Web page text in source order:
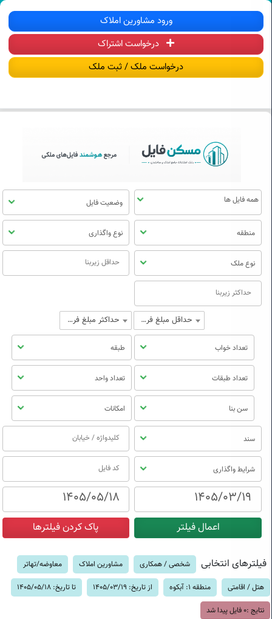
مسکن فایل | خرید، فروش، رهن و اجاره
ورود مشاورین املاک
درخواست اشتراک
درخواست ملک / ثبت ملک
مسکن
فایل
وضعیت فایل
منطقه نوع واگذاری
نوع ملک
حداقل مبلغ فروش حداکثر مبلغ فروش
تعداد خواب طبقه
تعداد طبقات تعداد واحد
سن بنا امکانات
سند
شرایط واگذاری
فیلترهای انتخابی شخصی / همکاری مشاورین املاک معاوضه/تهاتر
هتل / اقامتی منطقه 1: آبکوه از تاریخ: 1405/03/19 تا تاریخ: 1405/05/18
نتایج :0 فایل پیدا شد